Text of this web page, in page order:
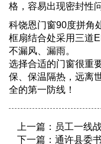
格，容易出现密封性
科饶恩门窗90度拼角
框扇结合处采用三道
不漏风、漏雨。
选择合适的门窗很重
保、保温隔热，远离
全的第一防线！
上一篇： 员工一线
下一篇： 通许县委